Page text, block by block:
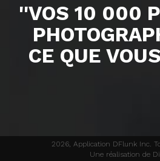
''VOS 10 000
CE QUE
2026, Application DFlunk Inc.
Une réalisation de